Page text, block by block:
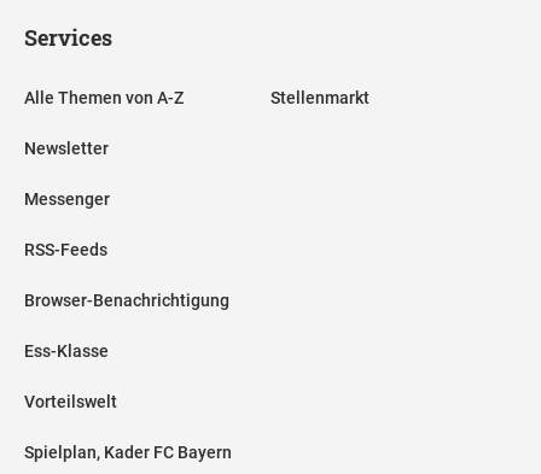
Services
Alle Themen von A-Z
Newsletter
Messenger
RSS-Feeds
Browser-Benachrichtigung
Ess-Klasse
Vorteilswelt
Spielplan, Kader FC Bayern
Stellenmarkt